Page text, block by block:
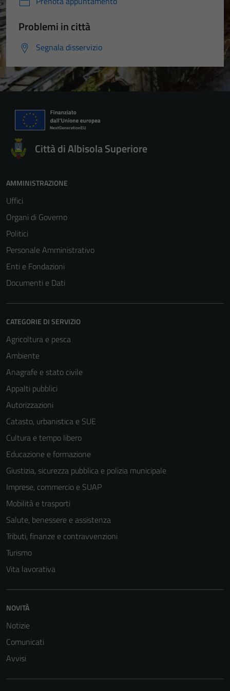
Problemi in città
Segnala disservizio
Città di Albisola Superiore
AMMINISTRAZIONE
Uffici
Organi di Governo
Politici
Personale Amministrativo
Enti e Fondazioni
Documenti e Dati
CATEGORIE DI SERVIZIO
Agricoltura e pesca
Ambiente
Anagrafe e stato civile
Appalti pubblici
Autorizzazioni
Catasto, urbanistica e SUE
Cultura e tempo libero
Educazione e formazione
Giustizia, sicurezza pubblica e polizia municipale
Imprese, commercio e SUAP
Mobilità e trasporti
Salute, benessere e assistenza
Tributi, finanze e contravvenzioni
Turismo
Vita lavorativa
NOVITÀ
Notizie
Comunicati
Avvisi